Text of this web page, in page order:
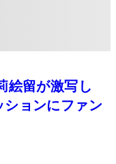
絵留が激写し
ョンにファン